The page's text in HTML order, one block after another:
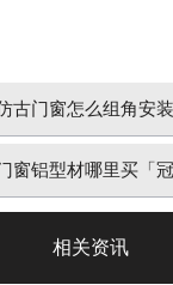
古门窗怎么组角安装
窗铝型材哪里买「冠
相关资讯